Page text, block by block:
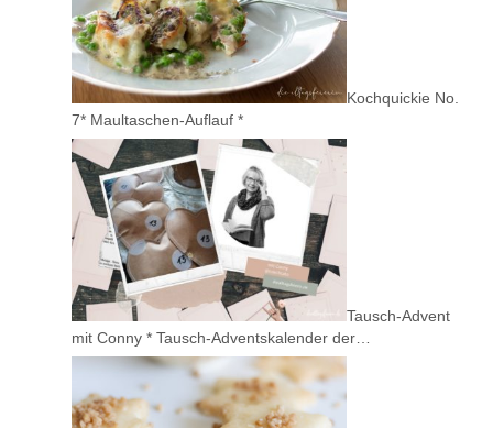
Kochquickie No.
7* Maultaschen-Auflauf *
Tausch-Advent
mit Conny * Tausch-Adventskalender der…